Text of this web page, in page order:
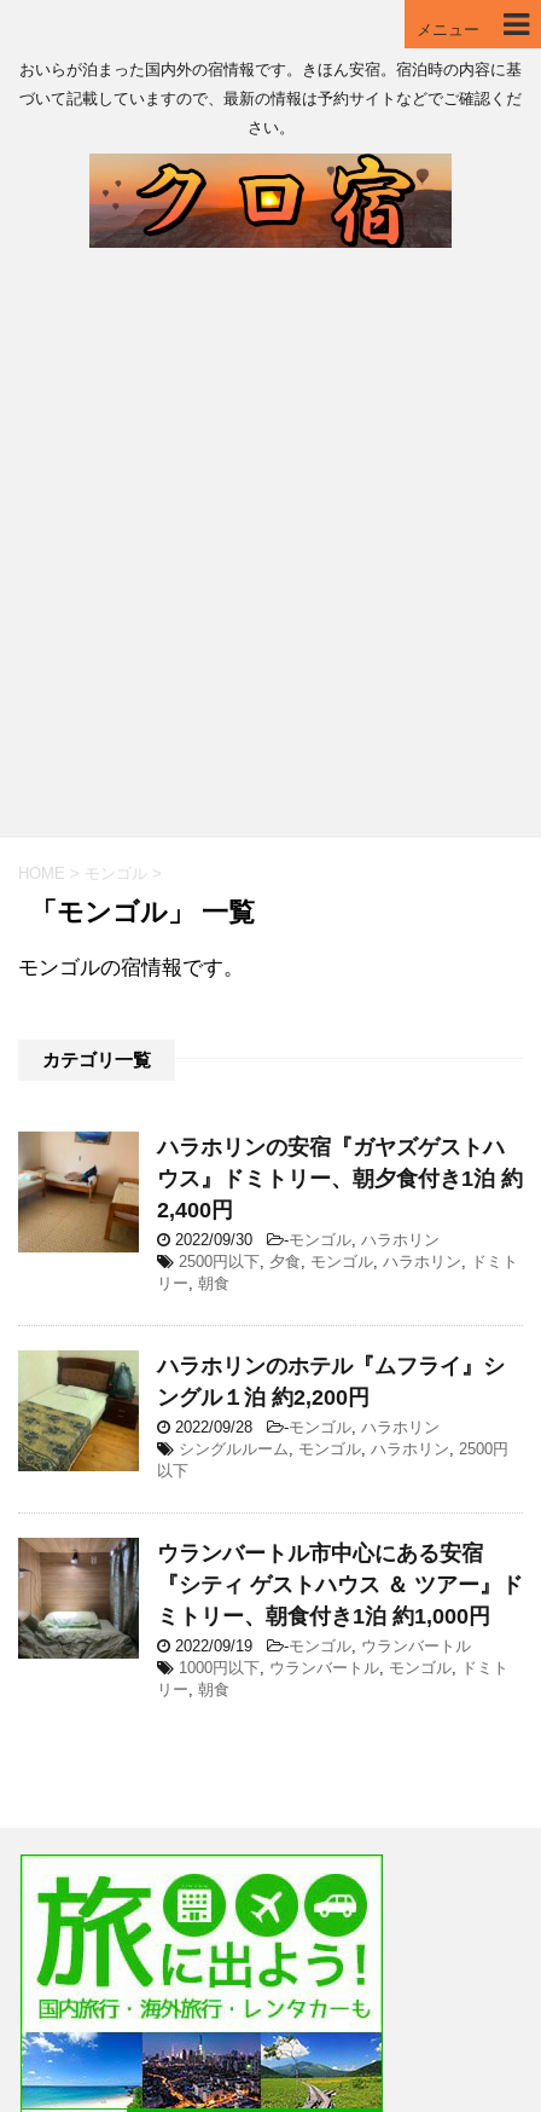
メニュー
おいらが泊まった国内外の宿情報です。きほん安宿。宿泊時の内容に基
づいて記載していますので、最新の情報は予約サイトなどでご確認くだ
さい。
HOME > モンゴル >
「モンゴル」 一覧
モンゴルの宿情報です。
カテゴリ一覧
ハラホリンの安宿『ガヤズゲストハ
ウス』ドミトリー、朝夕食付き1泊 約
2,400円
2022/09/30 -モンゴル ハラホリン
2500円以下 夕食 モンゴル ハラホリン
ドミト
リー 朝食
ハラホリンのホテル『ムフライ』シ
ングル１泊 約2,200円
2022/09/28 -モンゴル ハラホリン
シングルルーム
モンゴル ハラホリン
2500円
以下
ウランバートル市中心にある安宿
『シティ ゲストハウス ＆ ツアー』ド
ミトリー、朝食付き1泊 約1,000円
2022/09/19 -モンゴル ウランバートル
1000円以下 ウランバートル モンゴル
ドミト
リー 朝食